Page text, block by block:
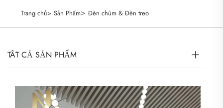
Trang chủ> Sản Phẩm> Đèn chùm & Đèn treo
TẤT CẢ SẢN PHẨM